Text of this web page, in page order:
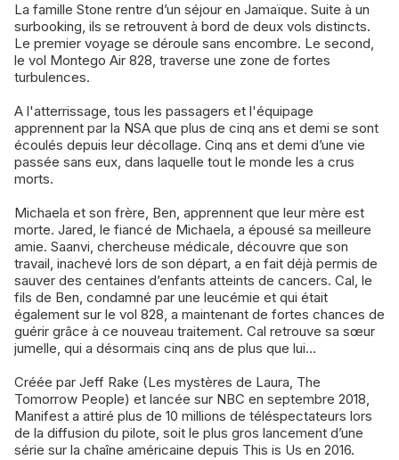
La famille Stone rentre d’un séjour en Jamaïque. Suite à un
surbooking, ils se retrouvent à bord de deux vols distincts.
Le premier voyage se déroule sans encombre. Le second,
le vol Montego Air 828, traverse une zone de fortes
turbulences.
A l'atterrissage, tous les passagers et l'équipage
apprennent par la NSA que plus de cinq ans et demi se sont
écoulés depuis leur décollage. Cinq ans et demi d’une vie
passée sans eux, dans laquelle tout le monde les a crus
morts.
Michaela et son frère, Ben, apprennent que leur mère est
morte. Jared, le fiancé de Michaela, a épousé sa meilleure
amie. Saanvi, chercheuse médicale, découvre que son
travail, inachevé lors de son départ, a en fait déjà permis de
sauver des centaines d’enfants atteints de cancers. Cal, le
fils de Ben, condamné par une leucémie et qui était
également sur le vol 828, a maintenant de fortes chances de
guérir grâce à ce nouveau traitement. Cal retrouve sa sœur
jumelle, qui a désormais cinq ans de plus que lui…
Créée par Jeff Rake (Les mystères de Laura, The
Tomorrow People) et lancée sur NBC en septembre 2018,
Manifest a attiré plus de 10 millions de téléspectateurs lors
de la diffusion du pilote, soit le plus gros lancement d’une
série sur la chaîne américaine depuis This is Us en 2016.